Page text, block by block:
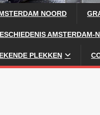
NOORD
AMSTERDAM-
PLEKKEN